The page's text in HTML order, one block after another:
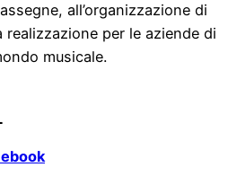
all’organizzazione di
realizzazione per le aziende di
musicale.